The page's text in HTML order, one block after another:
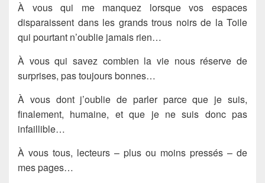
À vous qui me manquez lorsque vos espaces
disparaissent dans les grands trous noirs de la Toile
qui pourtant n’oublie jamais rien…
À vous qui savez combien la vie nous réserve de
surprises, pas toujours bonnes…
À vous dont j’oublie de parler parce que je suis,
finalement, humaine, et que je ne suis donc pas
infaillible…
À vous tous, lecteurs – plus ou moins pressés – de
mes pages…